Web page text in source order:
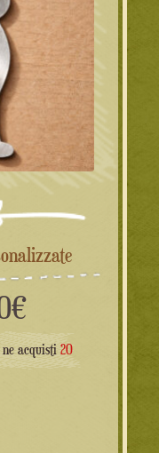
€
acquisti 20